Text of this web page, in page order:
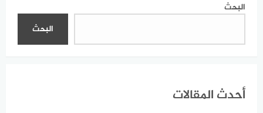
البحث
البحث
أحدث المقالات